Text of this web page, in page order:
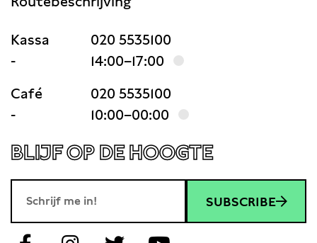
Kassa
020 5535100
-
14:00–17:00
Café
020 5535100
-
10:00–00:00
BLIJF OP DE HOOGTE
SUBSCRIBE